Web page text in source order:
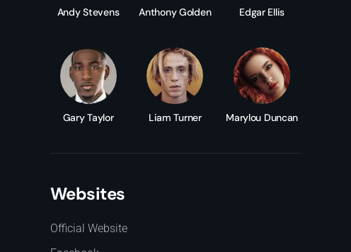
Andy Stevens Anthony Golden Edgar Ellis
Gary Taylor Liam Turner Marylou Duncan
Websites
Official Website